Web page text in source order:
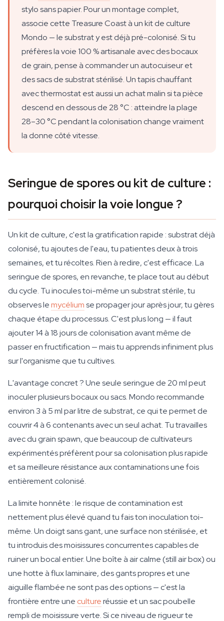
stylo sans papier. Pour un montage complet,
associe cette Treasure Coast à un kit de culture
Mondo — le substrat y est déjà pré-colonisé. Si tu
préfères la voie 100 % artisanale avec des bocaux
de grain, pense à commander un autocuiseur et
des sacs de substrat stérilisé. Un tapis chauffant
avec thermostat est aussi un achat malin si ta pièce
descend en dessous de 28 °C : atteindre la plage
28–30 °C pendant la colonisation change vraiment
la donne côté vitesse.
Seringue de spores ou kit de culture :
pourquoi choisir la voie longue ?
Un kit de culture, c'est la gratification rapide : substrat déjà
colonisé, tu ajoutes de l'eau, tu patientes deux à trois
semaines, et tu récoltes. Rien à redire, c'est efficace. La
seringue de spores, en revanche, te place tout au début
du cycle. Tu inocules toi-même un substrat stérile, tu
observes lemycéliumse propager jour après jour, tu gères
chaque étape du processus. C'est plus long — il faut
ajouter 14 à 18 jours de colonisation avant même de
passer en fructification — mais tu apprends infiniment plus
sur l'organisme que tu cultives.
L'avantage concret ? Une seule seringue de 20 ml peut
inoculer plusieurs bocaux ou sacs. Mondo recommande
environ 3 à 5 ml par litre de substrat, ce qui te permet de
couvrir 4 à 6 contenants avec un seul achat. Tu travailles
avec du grain spawn, que beaucoup de cultivateurs
expérimentés préfèrent pour sa colonisation plus rapide
et sa meilleure résistance aux contaminations une fois
entièrement colonisé.
La limite honnête : le risque de contamination est
nettement plus élevé quand tu fais ton inoculation toi-
même. Un doigt sans gant, une surface non stérilisée, et
tu introduis des moisissures concurrentes capables de
ruiner un bocal entier. Une boîte à air calme (still air box) ou
une hotte à flux laminaire, des gants propres et une
aiguille flambée ne sont pas des options — c'est la
frontière entre une cultureréussie et un sac poubelle
rempli de moisissure verte. Si ce niveau de rigueur te